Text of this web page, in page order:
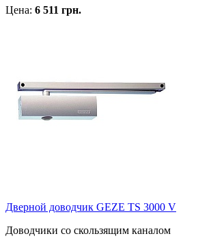
Цена: 6 511 грн.
Дверной доводчик GEZE TS 3000 V
Доводчики со скользящим каналом